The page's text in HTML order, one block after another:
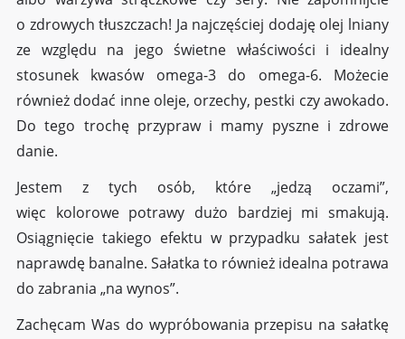
o zdrowych tłuszczach! Ja najczęściej dodaję olej lniany
ze względu na jego świetne właściwości i idealny
stosunek kwasów omega-3 do omega-6. Możecie
również dodać inne oleje, orzechy, pestki czy awokado.
Do tego trochę przypraw i mamy pyszne i zdrowe
danie.
Jestem z tych osób, które „jedzą oczami”,
więc kolorowe potrawy dużo bardziej mi smakują.
Osiągnięcie takiego efektu w przypadku sałatek jest
naprawdę banalne. Sałatka to również idealna potrawa
do zabrania „na wynos”.
Zachęcam Was do wypróbowania przepisu na sałatkę